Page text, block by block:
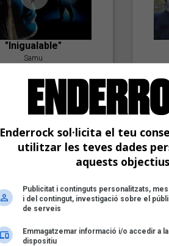
"Inigualable"
Samu
"Amb tu"
Enderrock sol·licita el teu
utilitzar les teves dades
aquests objectius
Publicitat i continguts personalitzats,
i del contingut, investigació sobre el
de serveis
Emmagatzemar informació i/o accedir a
dispositiu